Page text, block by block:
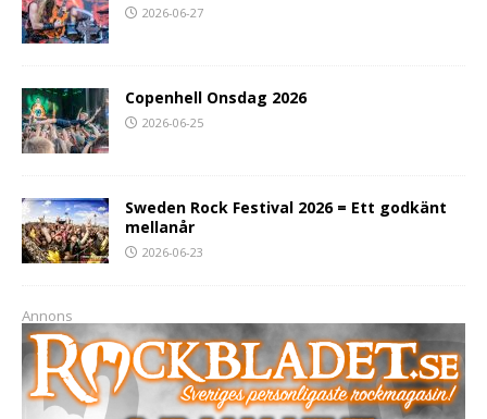
2026-06-27
Copenhell Onsdag 2026
2026-06-25
Sweden Rock Festival 2026 = Ett godkänt
mellanår
2026-06-23
Annons